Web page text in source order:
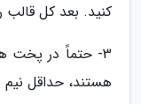
کنید. بعد کل قالب
3- حتماً در پخت
هستند، حداقل